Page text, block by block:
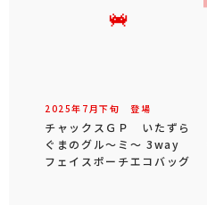
2025年 7 月下旬 登場
チャックスＧＰ いたずら
ぐまのグル～ミ～ 3way
フェイスポーチエコバッグ